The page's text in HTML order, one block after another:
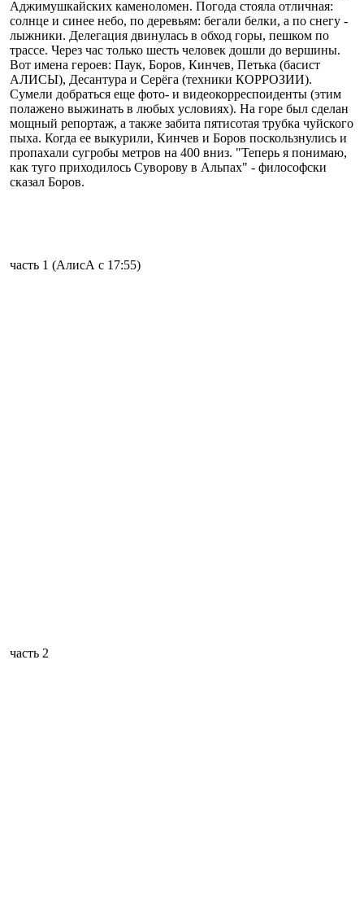
Аджимушкайских каменоломен. Погода стояла отличная:
солнце и синее небо, по деревьям: бегали белки, а по снегу -
лыжники. Делегация двинулась в обход горы, пешком по
трассе. Через час только шесть человек дошли до вершины.
Вот имена героев: Паук, Боров, Кинчев, Петька (басист
АЛИСЫ), Десантура и Серёга (техники КОРРОЗИИ).
Сумели добраться еще фото- и видеокорреспоиденты (этим
полажено выжинать в любых условиях). На горе был сделан
мощный репортаж, а также забита пятисотая трубка чуйского
пыха. Когда ее выкурили, Кинчев и Боров поскользнулись и
пропахали сугробы метров на 400 вниз. "Теперь я понимаю,
как туго приходилось Суворову в Альпах" - философски
сказал Боров.
часть 1 (АлисА с 17:55)
часть 2